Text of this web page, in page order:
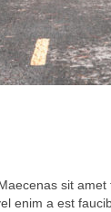
sit
enim a est